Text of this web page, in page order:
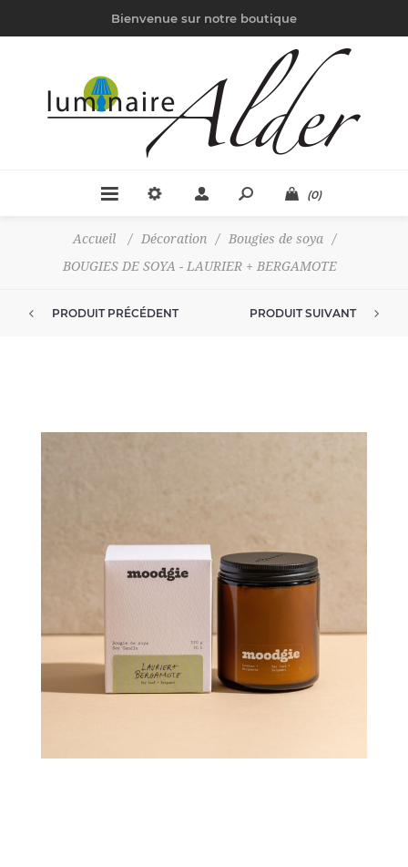
Bienvenue sur notre boutique
(0)
Accueil / Décoration / Bougies de soya
/
BOUGIES DE SOYA - LAURIER + BERGAMOTE
PRODUIT PRÉCÉDENT PRODUIT SUIVANT